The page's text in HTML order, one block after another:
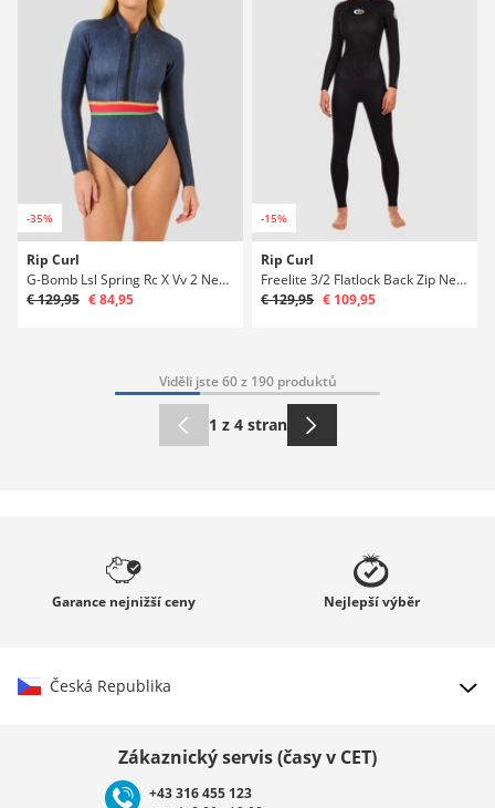
-35%
Rip Curl
G-Bomb Lsl Spring Rc X Vv 2 Neoprén
€ 129,95 € 84,95
-15%
Rip Curl
Freelite 3/2 Flatlock Back Zip Neoprén
€ 129,95 € 109,95
Viděli jste 60 z 190 produktů
1 z 4 stran
Garance nejnižší ceny Nejlepšívýběr
Česká Republika
Zákaznický servis (časy v CET)
+43 316 455 123